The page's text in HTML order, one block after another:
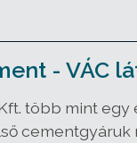
- VÁC
több mint